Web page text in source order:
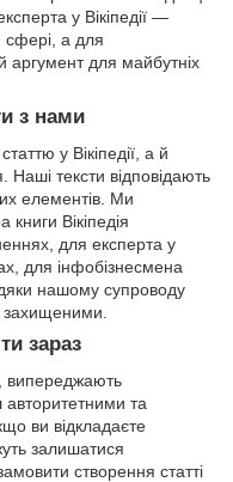
у Вікіпедії —
сфері, а для
аргумент для майбутніх
з нами
у Вікіпедії, а й
Наші тексти відповідають
елементів. Ми
Вікіпедія
для експерта у
для інфобізнесмена
нашому супроводу
захищеними.
зараз
випереджають
авторитетними та
ви відкладаєте
залишатися
створення статті